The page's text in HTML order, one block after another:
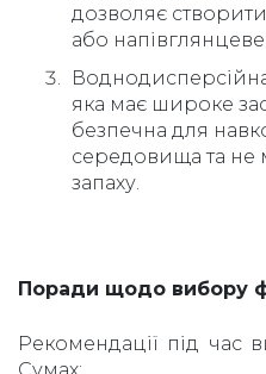
дозволяє
або напівглянцеве
яка має широке
безпечна для
середовища та не
запаху.
Поради щодо вибору
Рекомендації під час
Сумах: